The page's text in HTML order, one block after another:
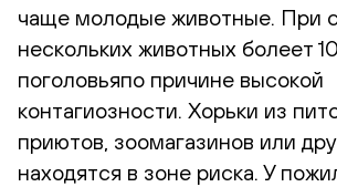
чаще молодые животные. При
нескольких животных болеет
поголовьяпо причине высокой
контагиозности. Хорьки из
приютов, зоомагазинов или
находятся в зоне риска. У